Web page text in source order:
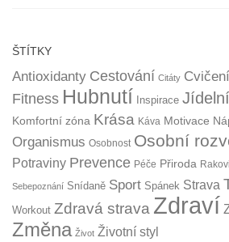
ŠTÍTKY
Antioxidanty Cestování Citáty Cvičení
Fitness Hubnutí Inspirace
Komfortní zóna Krása Káva Motivace
Organismus Osobnost Osobní
Potraviny Prevence Péče Přiroda
Sebepoznání Snídaně Sport Spánek Strava
Workout Zdravá strava Zdraví
Změna Život Životní styl